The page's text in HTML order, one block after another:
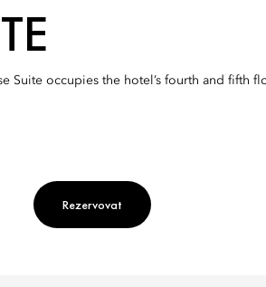
Suite occupies the hotel’s fourth and
Rezervovat